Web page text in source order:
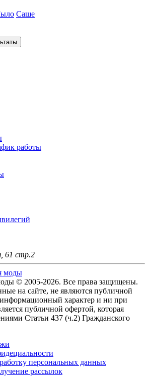
Саше
работы
61 стр.2
© 2005-2026. Все права защищены.
на сайте, не являются публичной
характер и ни при
публичной офертой, которая
Статьи 437 (ч.2) Гражданского
персональных данных
рассылок